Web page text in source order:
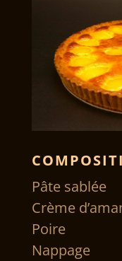
Pâte sablée
Crème
Poire
Nappage